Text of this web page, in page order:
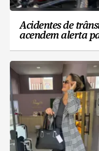
Acidentes de
acendem alerta